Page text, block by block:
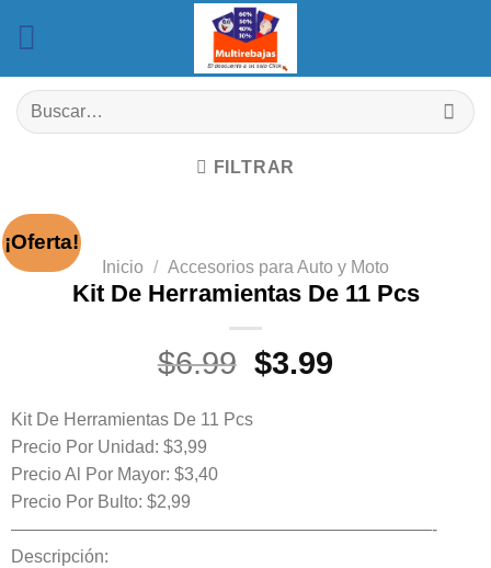
Buscar
por:
FILTRAR
¡Oferta!
Inicio / Accesorios para Auto y Moto
Kit De Herramientas De 11 Pcs
$6.99 El
$3.99
Kit De Herramientas De 11 Pcs
Precio Por Unidad: $3,99
Precio Al Por Mayor: $3,40
Precio Por Bulto: $2,99
————————————————————————-
Descripción: